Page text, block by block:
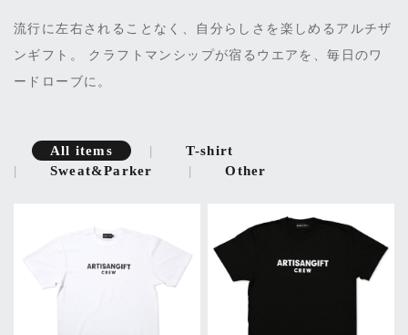
流行に左右されることなく、自分らしさを楽しめるアルチザ
ンギフト。
クラフトマンシップが宿るウエアを、毎日のワ
ードローブに。
All items
T-shirt
Sweat&Parker
Other